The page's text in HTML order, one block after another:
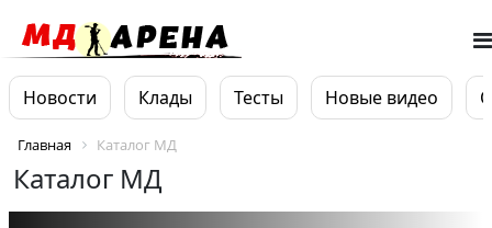
Новости Клады Тесты Новые видео
Главная Каталог МД
Каталог МД